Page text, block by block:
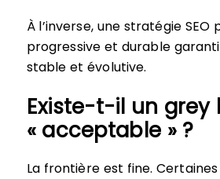
À l’inverse, une stratégie SEO
progressive et durable
stable et évolutive.
Existe-t-il un grey
« acceptable » ?
La frontière est fine.